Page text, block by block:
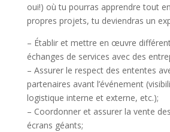
oui!) où tu pourras apprendre tout
propres projets, tu deviendras un
– Établir et mettre en œuvre
échanges de services avec des
– Assurer le respect des ententes
partenaires avant l’événement
logistique interne et externe, etc.);
– Coordonner et assurer la vente
écrans géants;